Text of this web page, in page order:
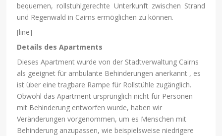
bequemen, rollstuhlgerechte Unterkunft zwischen Strand
und Regenwald in Cairns ermöglichen zu können.
[line]
Details des Apartments
Dieses Apartment wurde von der Stadtverwaltung Cairns
als geeignet für ambulante Behinderungen anerkannt , es
ist über eine tragbare Rampe für Rollstühle zugänglich.
Obwohl das Apartment ursprünglich nicht für Personen
mit Behinderung entworfen wurde, haben wir
Veränderungen vorgenommen, um es Menschen mit
Behinderung anzupassen, wie beispielsweise niedrigere